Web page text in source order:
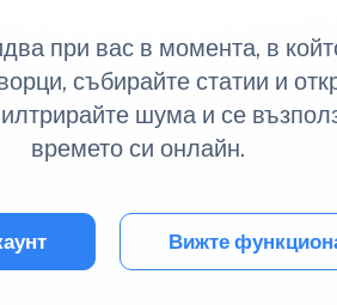
при вас в момента, в
събирайте статии и
шума и се
времето си онлайн.
Вижте